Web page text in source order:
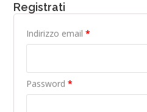
Registrati
Indirizzo email*
Password*